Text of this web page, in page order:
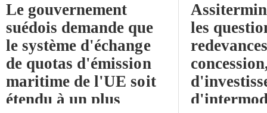
Le gouvernement
suédois demande que
le système d'échange
de quotas d'émission
maritime de l'UE soit
étendu à un plus
les